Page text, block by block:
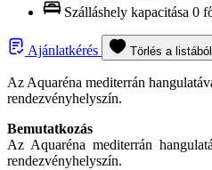
Szálláshely kapacitása 0
Ajánlatkérés Törlés a listából
Az Aquaréna mediterrán
rendezvényhelyszín.
Bemutatkozás
Az Aquaréna mediterrán
rendezvényhelyszín.